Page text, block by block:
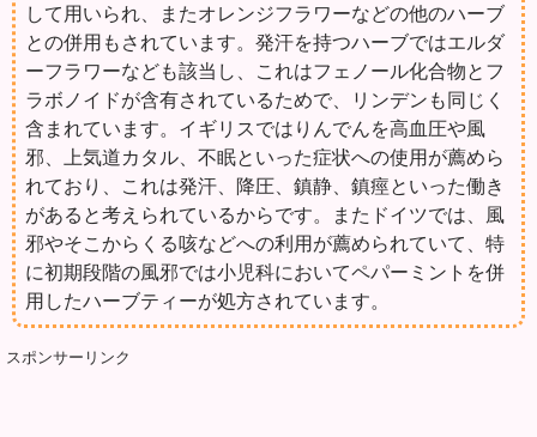
して用いられ、またオレンジフラワーなどの他のハーブ
との併用もされています。発汗を持つハーブではエルダ
ーフラワーなども該当し、これはフェノール化合物とフ
ラボノイドが含有されているためで、リンデンも同じく
含まれています。イギリスではりんでんを高血圧や風
邪、上気道カタル、不眠といった症状への使用が薦めら
れており、これは発汗、降圧、鎮静、鎮痙といった働き
があると考えられているからです。またドイツでは、風
邪やそこからくる咳などへの利用が薦められていて、特
に初期段階の風邪では小児科においてペパーミントを併
用したハーブティーが処方されています。
スポンサーリンク